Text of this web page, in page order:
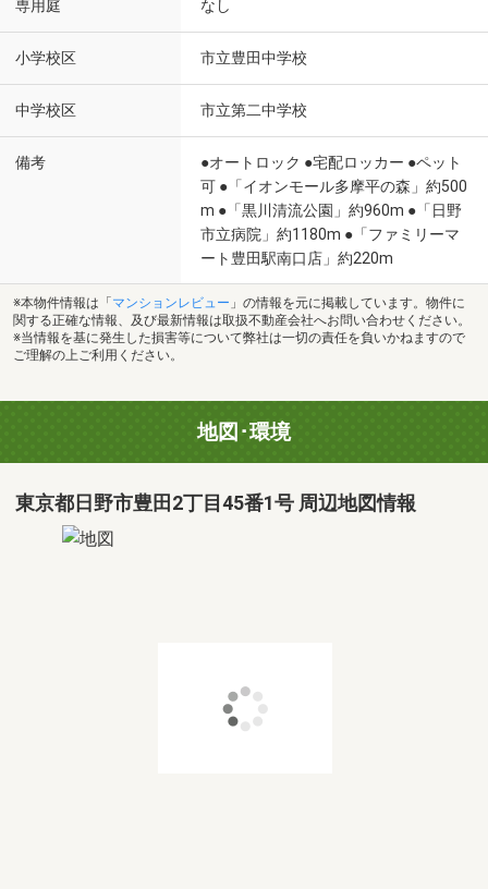
専用庭 なし
小学校区 市立豊田中学校
中学校区 市立第二中学校
備考
●オートロック ●宅配ロッカー ●ペット
可 ●「イオンモール多摩平の森」約500
m ●「黒川清流公園」約960m ●「日野
市立病院」約1180m ●「ファミリーマ
ート豊田駅南口店」約220m
※本物件情報は「 マンションレビュー 」の情報を元に掲載しています。物件に
関する正確な情報、及び最新情報は取扱不動産会社へお問い合わせください。
※当情報を基に発生した損害等について弊社は一切の責任を負いかねますので
ご理解の上ご利用ください。
地図･環境
東京都日野市豊田2丁目45番1号 周辺地図情報